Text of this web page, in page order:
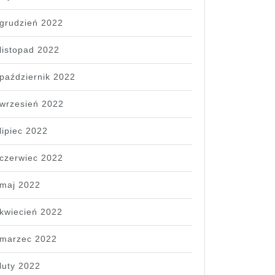
grudzień 2022
listopad 2022
październik 2022
wrzesień 2022
lipiec 2022
czerwiec 2022
maj 2022
kwiecień 2022
marzec 2022
luty 2022